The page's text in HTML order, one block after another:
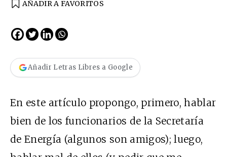
AÑADIR A FAVORITOS
Añadir Letras Libres a Google
En este artículo propongo, primero, hablar
bien de los funcionarios de la Secretaría
de Energía (algunos son amigos); luego,